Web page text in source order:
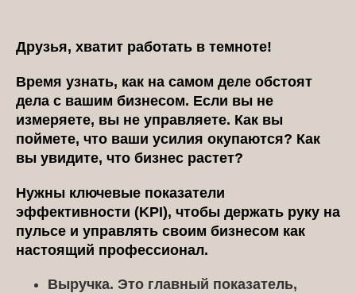
Друзья, хватит работать в темноте!
Время узнать, как на самом деле обстоят
дела с вашим бизнесом. Если вы не
измеряете, вы не управляете. Как вы
поймете, что ваши усилия окупаются? Как
вы увидите, что бизнес растет?
Нужны ключевые показатели
эффективности (KPI), чтобы держать руку на
пульсе и управлять своим бизнесом как
настоящий профессионал.
Выручка. Это главный показатель,